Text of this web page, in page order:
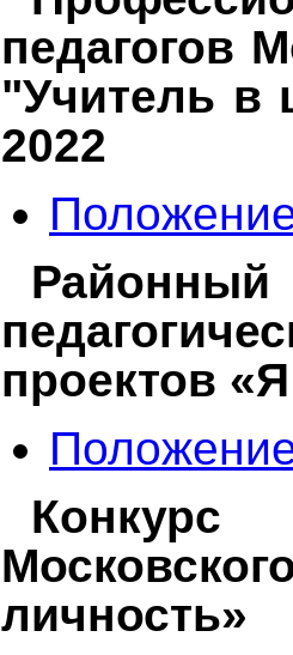
педагогов
"Учитель в
2022
Районный
проектов
личность»